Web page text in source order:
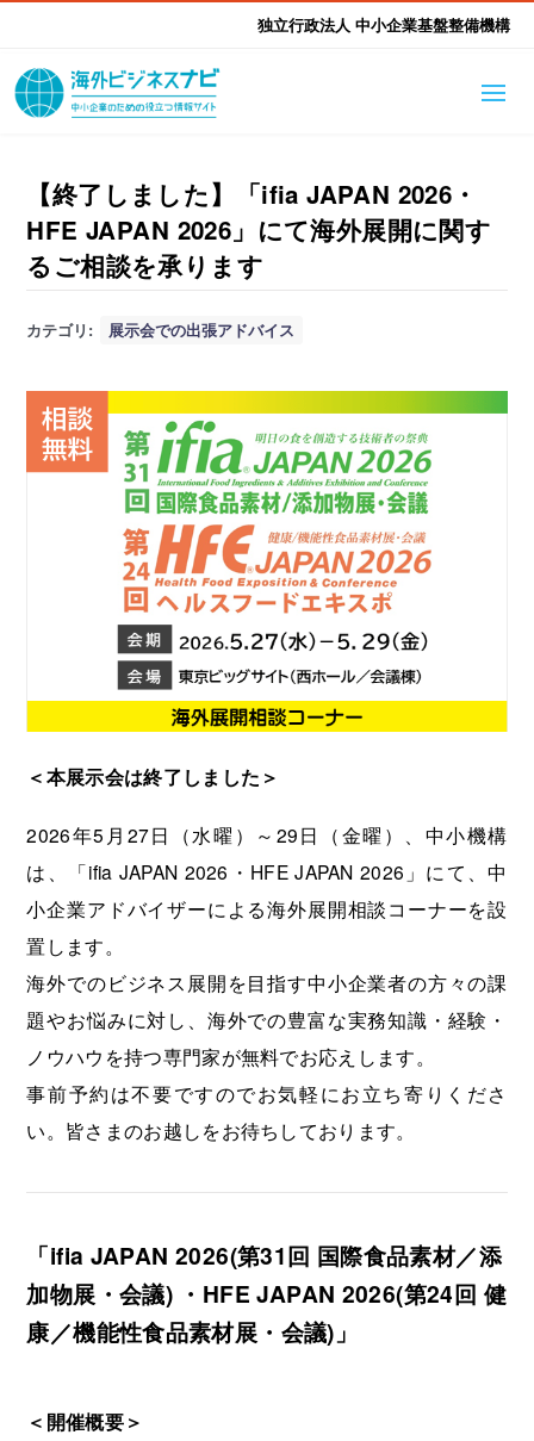
独立行政法人 中小企業基盤整備機構
海外ビジネスナビとは
はじめて海外
海外展開そもそも講座
海外出展 海外展示会ハン
ドブック
ふかぼり海外
海外進出ノウハウ
進出・支援事例 調査レポート
アドバイザーリスト
本部・関東本部
東北本部 中部本部
北陸本部 近畿本部
中国本部 四国本部
九州本部 沖縄事務所
支援メニュー
海外展開アドバイス支援 支援機関相談
海外展開支援メニュー 関係機関のリンク集
【終了しました】「ifia JAPAN 2026・
HFE JAPAN 2026」にて海外展開に関す
るご相談を承ります
カテゴリ: 展示会での出張アドバイス
＜本展示会は終了しました＞
2026年5月27日（水曜）～29日（金曜）、中小機構
は、「ifia JAPAN 2026・HFE JAPAN 2026」にて、中
小企業アドバイザーによる海外展開相談コーナーを設
置します。
海外でのビジネス展開を目指す中小企業者の方々の課
題やお悩みに対し、海外での豊富な実務知識・経験・
ノウハウを持つ専門家が無料でお応えします。
事前予約は不要ですのでお気軽にお立ち寄りくださ
い。皆さまのお越しをお待ちしております。
「ifia JAPAN 2026(第31回 国際食品素材／添
加物展・会議) ・HFE JAPAN 2026(第24回 健
康／機能性食品素材展・会議)」
＜開催概要＞